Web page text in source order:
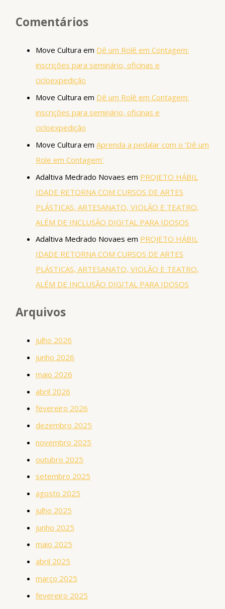
Comentários
Move Cultura em Dê um Rolê em Contagem:
inscrições para seminário, oficinas e
cicloexpedição
Move Cultura em Dê um Rolê em Contagem:
inscrições para seminário, oficinas e
cicloexpedição
Move Cultura emAprenda a pedalar com o ‘Dê um
Role em Contagem’
Adaltiva Medrado Novaes em PROJETO HÁBIL
IDADE RETORNA COM CURSOS DE ARTES
PLÁSTICAS, ARTESANATO, VIOLÃO E TEATRO,
ALÉM DE INCLUSÃO DIGITAL PARA IDOSOS
Adaltiva Medrado Novaes em PROJETO HÁBIL
IDADE RETORNA COM CURSOS DE ARTES
PLÁSTICAS, ARTESANATO, VIOLÃO E TEATRO,
ALÉM DE INCLUSÃO DIGITAL PARA IDOSOS
Arquivos
julho 2026
junho 2026
maio 2026
abril 2026
fevereiro 2026
dezembro 2025
novembro 2025
outubro 2025
setembro 2025
agosto 2025
julho 2025
junho 2025
maio 2025
abril 2025
março 2025
fevereiro 2025